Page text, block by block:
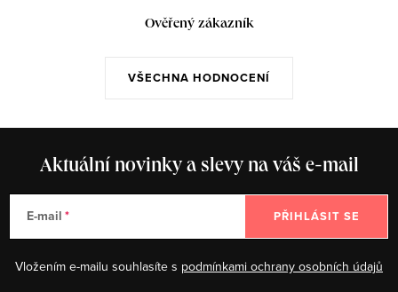
VŠECHNA HODNOCENÍ
Ověřený zákazník
Aktuální novinky a slevy na váš e-mail
E-mail
Vložením e-mailu souhlasíte s podmínkami ochrany osobních údajů
PŘIHLÁSIT SE